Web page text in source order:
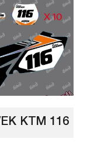
KTM 116